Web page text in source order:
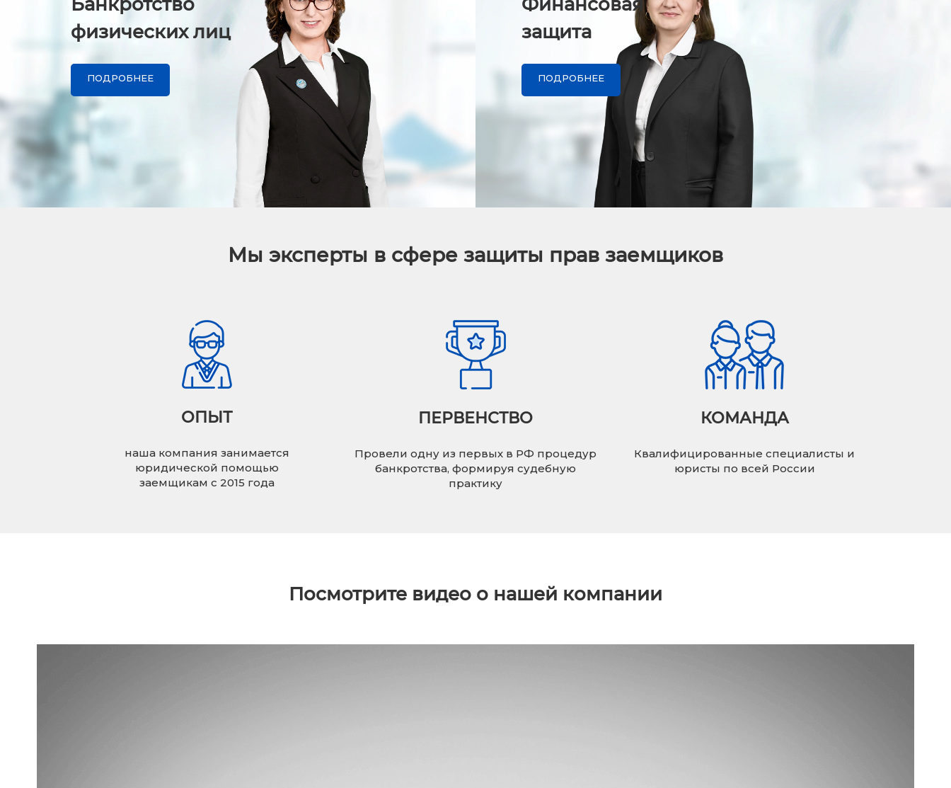
физических лиц
ПОДРОБНЕЕ
защита
ПОДРОБНЕЕ
Мы эксперты в сфере защиты прав заемщиков
ОПЫТ
наша компания занимается
юридической помощью
заемщикам с 2015 года
ПЕРВЕНСТВО
Провели одну из первых в РФ процедур
банкротства, формируя судебную
практику
КОМАНДА
Квалифицированные специалисты и
юристы по всей России
Посмотрите видео о нашей компании